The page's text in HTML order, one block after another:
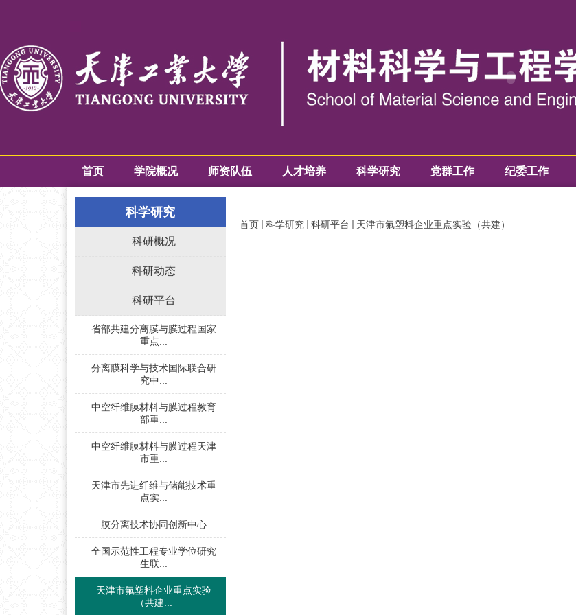
首页 学院概况 师资队伍 人才培养 科学研究 党群工作 纪委工作
科学研究
科研概况
科研动态
科研平台
省部共建分离膜与膜过程国家
重点...
分离膜科学与技术国际联合研
究中...
中空纤维膜材料与膜过程教育
部重...
中空纤维膜材料与膜过程天津
市重...
天津市先进纤维与储能技术重
点实...
膜分离技术协同创新中心
全国示范性工程专业学位研究
生联...
天津市氟塑料企业重点实验
（共建...
首页 科学研究 科研平台 天津市氟塑料企业重点实验（共建）